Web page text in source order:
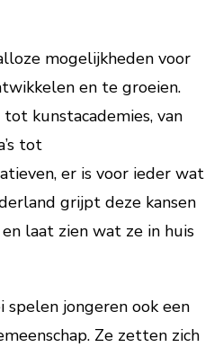
mogelijkheden voor
en te groeien.
kunstacademies, van
tot
er is voor ieder wat
grijpt deze kansen
laat zien wat ze in huis
jongeren ook een
Ze zetten zich